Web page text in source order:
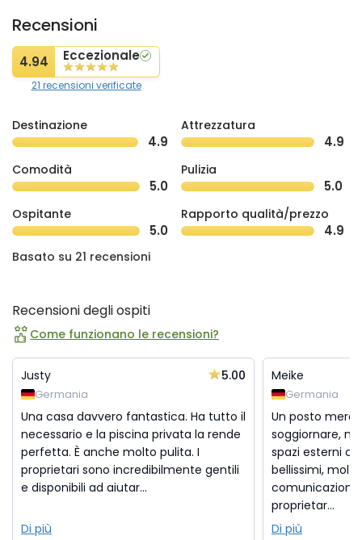
Recensioni
4.94 Eccezionale
21 recensioni verificate
Destinazione
4.9
Attrezzatura
4.9
Comodità
5.0
Pulizia
5.0
Ospitante
5.0
Rapporto qualità/prezzo
4.9
Basato su 21 recensioni
Recensioni degli ospiti
Come funzionano le recensioni?
Justy 5.00
Germania
Una casa davvero fantastica. Ha tutto il
necessario e la piscina privata la rende
perfetta. È anche molto pulita. I
proprietari sono incredibilmente gentili
e disponibili ad aiutar...
Di più
Meike
Germania
Un posto
soggiornare,
spazi esterni
bellissimi,
proprietar...
Di più